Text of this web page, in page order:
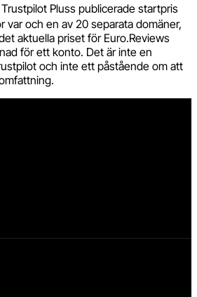
Pluss publicerade startpris
var och en av 20 separata domäner,
aktuella priset för Euro.Reviews
för ett konto. Det är inte en
och inte ett påstående om att